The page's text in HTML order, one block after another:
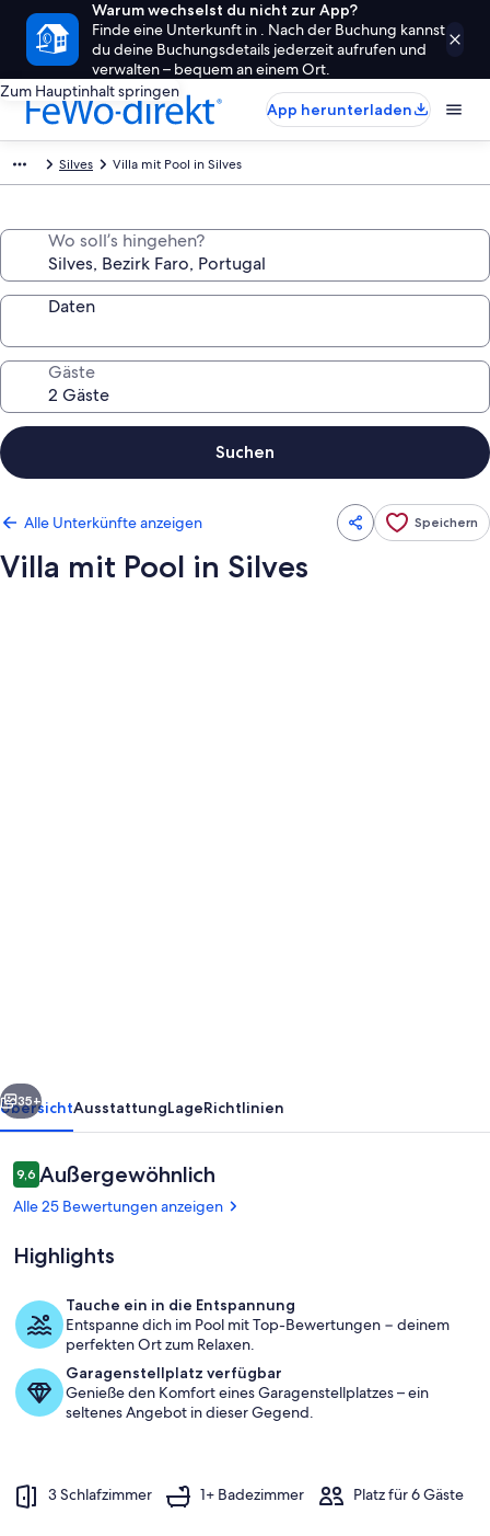
Warum wechselst du nicht zur App?
Finde eine Unterkunft in . Nach der Buchung kannst
du deine Buchungsdetails jederzeit aufrufen und
verwalten – bequem an einem Ort.
Zum Hauptinhalt springen
App herunterladen
Silves Villa mit Pool in Silves
Wo soll’s hingehen?
Daten
Gäste
Suchen
Alle Unterkünfte anzeigen Speichern
Villa mit Pool in Silves
Pool
Weiter
35+
ÜbersichtAusstattungLageRichtlinien
Bewertungen
9,69,6 von 10.
Außergewöhnlich
Alle 25 Bewertungen anzeigen
Highlights
Tauche ein in die Entspannung
Entspanne dich im Pool mit Top-Bewertungen − deinem
perfekten Ort zum Relaxen.
Garagenstellplatz verfügbar
Genieße den Komfort eines Garagenstellplatzes – ein
seltenes Angebot in dieser Gegend.
3 Schlafzimmer 1+ Badezimmer Platz für 6 Gäste